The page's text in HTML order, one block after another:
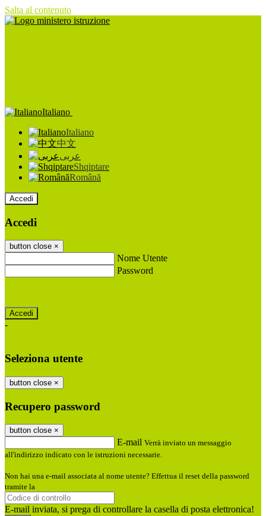
Salta al contenuto
Italiano
Italiano
中文
عربى
Shqiptare
Română
Accedi
Accedi
button close ×
Nome Utente
Password
-
Seleziona utente
button close ×
Recupero password
button close ×
E-mail Verrà inviato un messaggio
all'indirizzo indicato con le istruzioni necessarie.
Non hai una e-mail associata al nome utente? Effettua il reset della password
tramite la
E-mail inviata, si prega di controllare la casella di posta elettronica!